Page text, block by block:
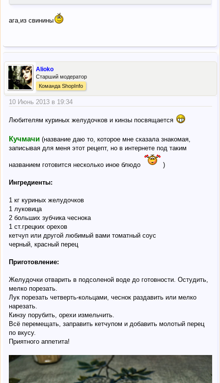
ага,из свинины
Alioko
Старший модератор
Команда ShopInfo
10 Июнь 2013 в 19:34
Любителям куриных желудочков и кинзы посвящается
Кучмачи (название даю то, которое мне сказала знакомая,
записывая для меня этот рецепт, но в интернете под таким
названием готовится несколько иное блюдо )
Ингредиенты:
1 кг куриных желудочков
1 луковица
2 больших зубчика чеснока
1 ст.грецких орехов
кетчуп или другой любимый вами томатный соус
черный, красный перец
Приготовление:
Желудочки отварить в подсоленой воде до готовности. Остудить,
мелко порезать.
Лук порезать четверть-кольцами, чеснок раздавить или мелко
нарезать.
Кинзу порубить, орехи измельчить.
Всё перемещать, заправить кетчупом и добавить молотый перец
по вкусу.
Приятного аппетита!